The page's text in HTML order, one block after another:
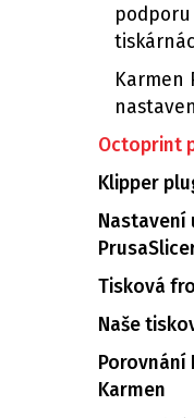
podporu
Karmen
Octoprint
Klipper
Nastavení
Tisková
Naše
Porovnání
Karmen